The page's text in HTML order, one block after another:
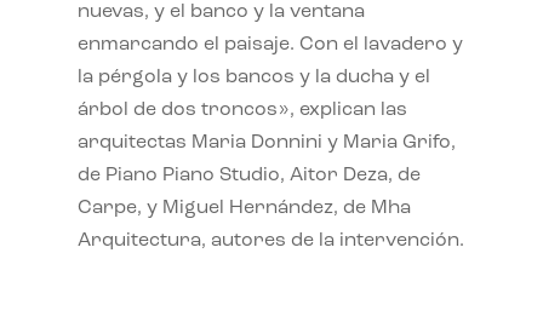
nuevas, y el banco y la ventana
enmarcando el paisaje. Con el lavadero y
la pérgola y los bancos y la ducha y el
árbol de dos troncos», explican las
arquitectas Maria Donnini y Maria Grifo,
de Piano Piano Studio, Aitor Deza, de
Carpe, y Miguel Hernández, de Mha
Arquitectura, autores de la intervención.